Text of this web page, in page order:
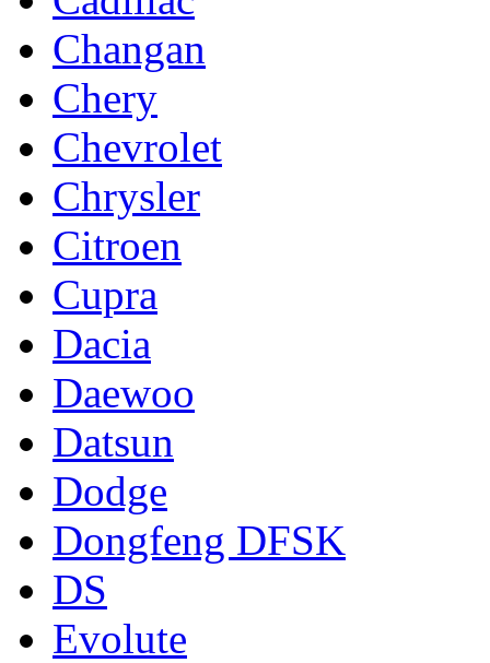
Changan
Chery
Chevrolet
Chrysler
Citroen
Cupra
Dacia
Daewoo
Datsun
Dodge
Dongfeng DFSK
DS
Evolute